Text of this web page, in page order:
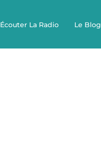
Écouter La Radio Le Blog